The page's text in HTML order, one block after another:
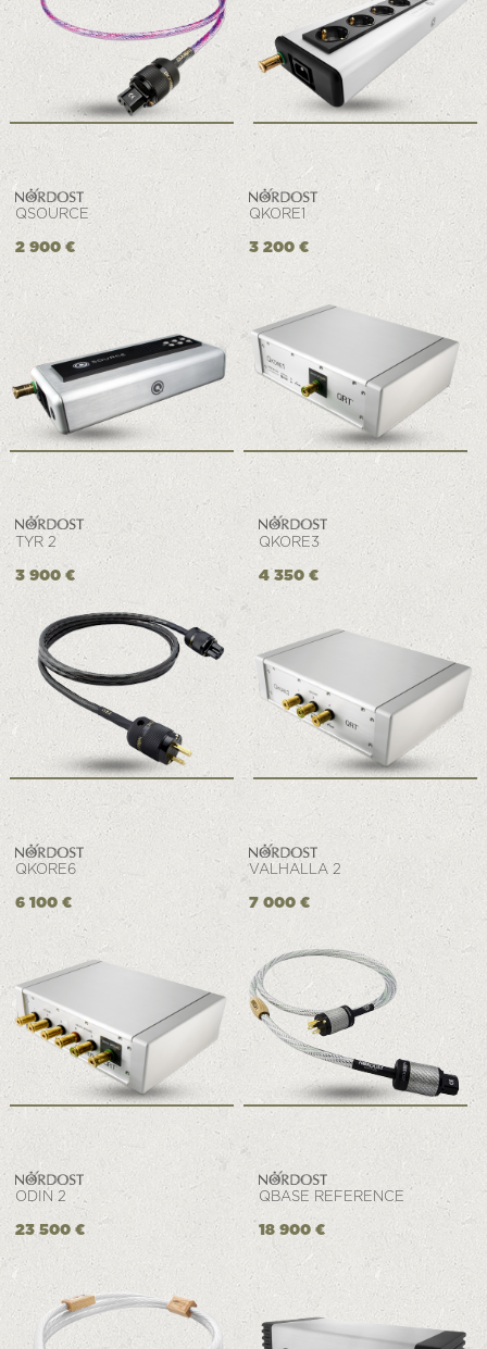
QSOURCE
2 900 €
QKORE1
3 200 €
TYR 2
3 900 €
QKORE3
4 350 €
QKORE6
6 100 €
VALHALLA 2
7 000 €
ODIN 2
23 500 €
QBASE REFERENCE
18 900 €